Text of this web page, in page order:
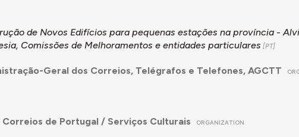
de Novos Edifícios para pequenas estações na província -
Comissões de Melhoramentos e entidades particulares
Geral dos Correios, Telégrafos e Telefones, AGCTT
Correios de Portugal / Serviços Culturais ORGANIZATION